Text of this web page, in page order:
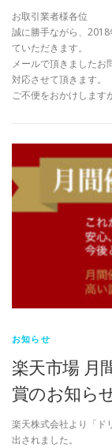
お取引業者様各位
誠に勝手ながら、
ていただきます。
メールで頂きましたお
対応させて頂きます。
ご不便をおかけします
お知らせ
楽天市場 月
賞のお知ら
楽天株式会社より「ド
出されました。